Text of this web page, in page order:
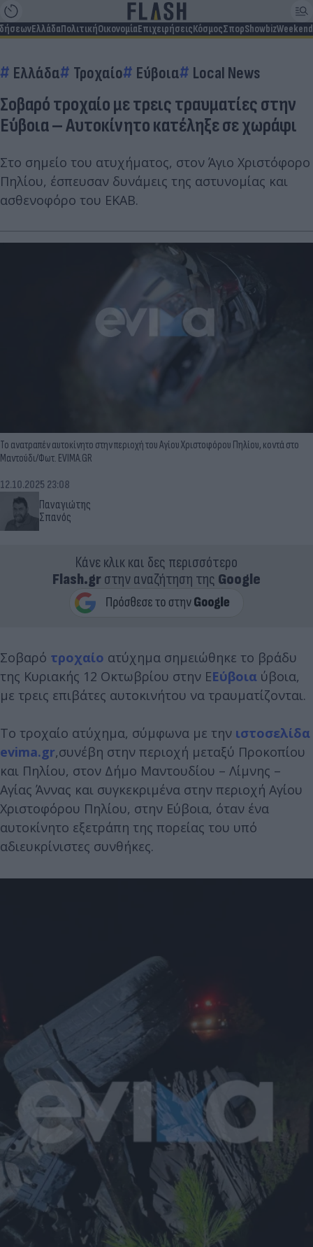
ΕλλάδαΠολιτικήΟικονομίαΕπιχειρήσειςΚόσμοςΣπορShowbizWeekend
Ελλάδα Τροχαίο Εύβοια Local News
Σοβαρό τροχαίο με τρεις τραυματίες στην
Εύβοια – Αυτοκίνητο κατέληξε σε χωράφι
Στο σημείο του ατυχήματος, στον Άγιο Χριστόφορο
Πηλίου, έσπευσαν δυνάμεις της αστυνομίας και
ασθενοφόρο του ΕΚΑΒ.
Το ανατραπέν αυτοκίνητο στην περιοχή του Αγίου Χριστοφόρου Πηλίου, κοντά στο
Μαντούδι/Φωτ. EVIMA.GR
Παναγιώτης
Σπανός
12.10.2025 23:08
Κάνε κλικ και δες περισσότερο
Flash.grστην αναζήτηση της Google
Σοβαρό τροχαίο ατύχημα σημειώθηκε το βράδυ
της Κυριακής 12 Οκτωβρίου στην ΕΕύβοια ύβοια,
με τρεις επιβάτες αυτοκινήτου να τραυματίζονται.
Το τροχαίο ατύχημα, σύμφωνα με την ιστοσελίδα
evima.gr,συνέβη στην περιοχή μεταξύ Προκοπίου
και Πηλίου, στον Δήμο Μαντουδίου – Λίμνης –
Αγίας Άννας και συγκεκριμένα στην περιοχή Αγίου
Χριστοφόρου Πηλίου, στην Εύβοια, όταν ένα
αυτοκίνητο εξετράπη της πορείας του υπό
αδιευκρίνιστες συνθήκες.